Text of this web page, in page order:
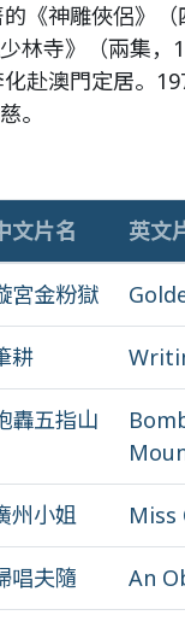
《神雕俠侶》
林寺》（兩集，
赴澳門定居。
。
文片名 英文
宮金粉獄
耕
轟五指山
州小姐 Miss
唱夫隨 An